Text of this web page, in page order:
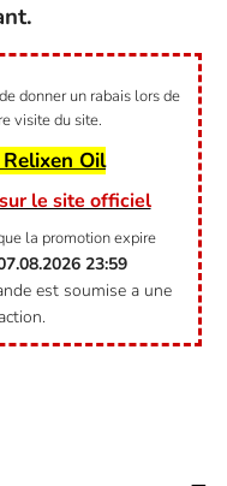
donner un rabais lors de
visite du site.
Oil
le site officiel
la promotion expire
23:59
est soumise a une